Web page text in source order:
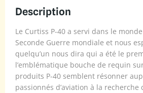
Description
Le Curtiss P-40 a servi dans le
Seconde Guerre mondiale et nous
quelqu’un nous dira qui a été le
l’emblématique bouche de requin
produits P-40 semblent résonner
passionnés d’aviation à la recherche